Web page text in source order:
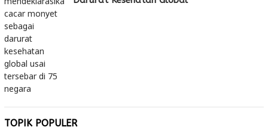
TOPIK POPULER